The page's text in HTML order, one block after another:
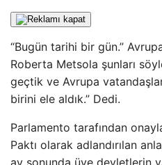
“Bugün tarihi bir gün.”
Roberta Metsola şunları
geçtik ve Avrupa
birini ele aldık.” Dedi.
Parlamento tarafından
Paktı olarak adlandırılan
ay sonunda üye devletlerin